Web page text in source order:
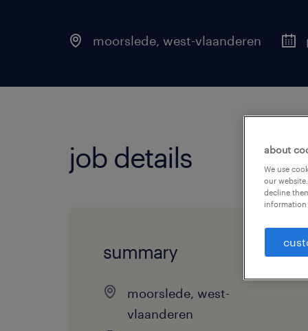
moorslede, west-vlaanderen
job details
summary
moorslede, west-
vlaanderen
about
We use
our
decline
information